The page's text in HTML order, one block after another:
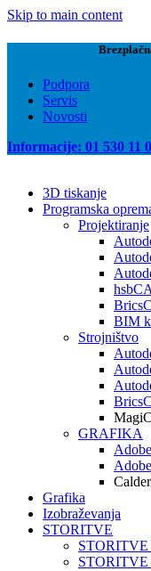
Skip to main content
Podpora
Servis
Novosti
Informacije: 01 530 11
3D tiskanje
Programska
Projektiranje
BIM
Strojništvo
GRAFIKA
Grafika
Izobraževanja
STORITVE